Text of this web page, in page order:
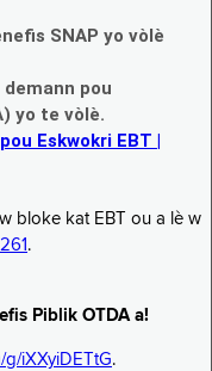
SNAP yo vòlè
pou
yo te vòlè.
Eskwokri EBT |
bloke kat EBT ou a lè w
.
Piblik OTDA a!
g/iXXyiDETtG.